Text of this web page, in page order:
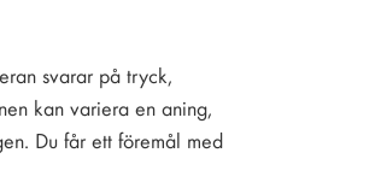
svarar på tryck,
kan variera en aning,
Du får ett föremål med